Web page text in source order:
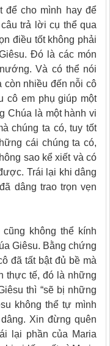
để cho mình hay để
trả lời cụ thể qua
điều tốt không phải
Đó là các món
Và có thể nói
còn nhiều đến nỗi cô
cô em phụ giúp một
Chúa là một hành vi
chúng ta có, tuy tốt
cái chúng ta có,
sao kể xiết và có
Trái lại khi dâng
dâng trao trọn vẹn
không thể kính
Giêsu. Bằng chứng
đã tất bật đủ bề mà
thực tế, đó là những
thì “sẽ bị những
không thể tự mình
Xin đừng quên
lại phần của Maria